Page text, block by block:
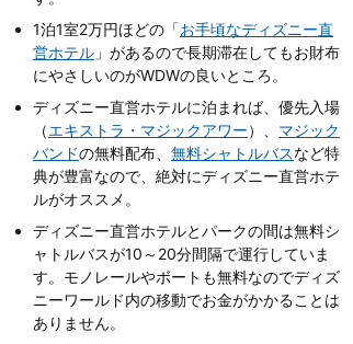
1泊1室2万円ほどの「お手頃なディズニー直
営ホテル 」があるので長期滞在してもお財布
にやさしいのがWDWの良いところ。
ディズニー直営ホテルに泊まれば、優先入場
（エキストラ・マジックアワー）、 マジック
バンドの無料配布、 無料シャトルバスなど特
典が豊富なので、絶対にディズニー直営ホテ
ルがオススメ。
ディズニー直営ホテルとパークの間は無料シ
ャトルバスが10～20分間隔で運行していま
す。モノレールやボートも無料なのでディズ
ニーワールド内の移動でお金がかかることは
ありません。